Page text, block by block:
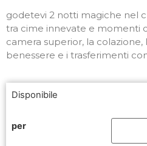
godetevi 2 notti magiche nel
tra cime innevate e momenti
camera superior, la colazione,
benessere e i trasferimenti
Disponibile
per